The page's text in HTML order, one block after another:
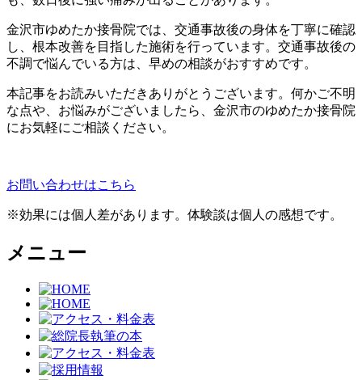
金沢市ゆめたか接骨院では、交通事故後の身体を丁寧に確認
し、根本改善を目指した施術を行っています。交通事故後の
不調で悩んでいる方は、早めの相談がおすすめです。
本記事をお読みいただきありがとうございます。何かご不明
な点や、お悩みがございましたら、金沢市のゆめたか接骨院
にお気軽にご相談ください。
お問い合わせはこちら
※効果には個人差があります。体験談は個人の感想です。
メニュー